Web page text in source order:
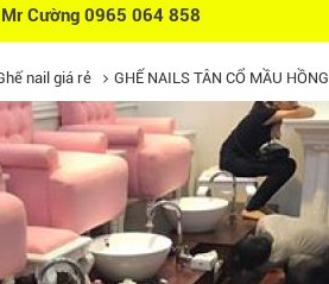
Mr Cường 0965 064 858
nail giá rẻ GHẾ NAILS TÂN CỔ MẦU HỒNG